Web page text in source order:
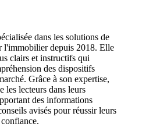
dans les solutions de
l'immobilier depuis 2018. Elle
clairs et instructifs qui
des dispositifs
Grâce à son expertise,
les lecteurs dans leurs
des informations
avisés pour réussir leurs